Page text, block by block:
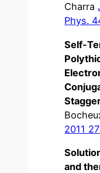
Charra
Phys.
Self-
2011
and